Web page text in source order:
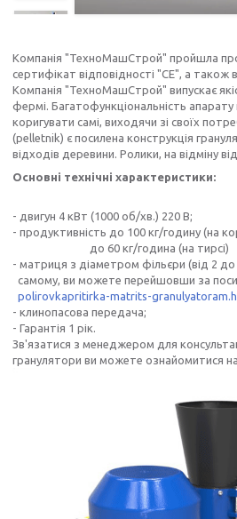
Компанія "ТехноМашСтрой" пройшла
сертифікат відповідності "СЕ", а також
Компанія "ТехноМашСтрой" випускає
фермі. Багатофункціональність
коригувати самі, виходячи зі своїх
(pelletnik) є посилена конструкція
відходів деревини. Ролики, на відміну
Основні технічні характеристики:
- двигун 4 кВт (1000 об/хв.) 220 В;
- продуктивність до 100 кг/годину (на
до 60 кг/година (на тирсі)
- матриця з діаметром фільєри (від 2
самому, ви можете перейшовши за
polirovkapritirka-matrits-
- клинопасова передача;
- Гарантія 1 рік.
Зв'язатися з менеджером для
гранулятори ви можете ознайомитися